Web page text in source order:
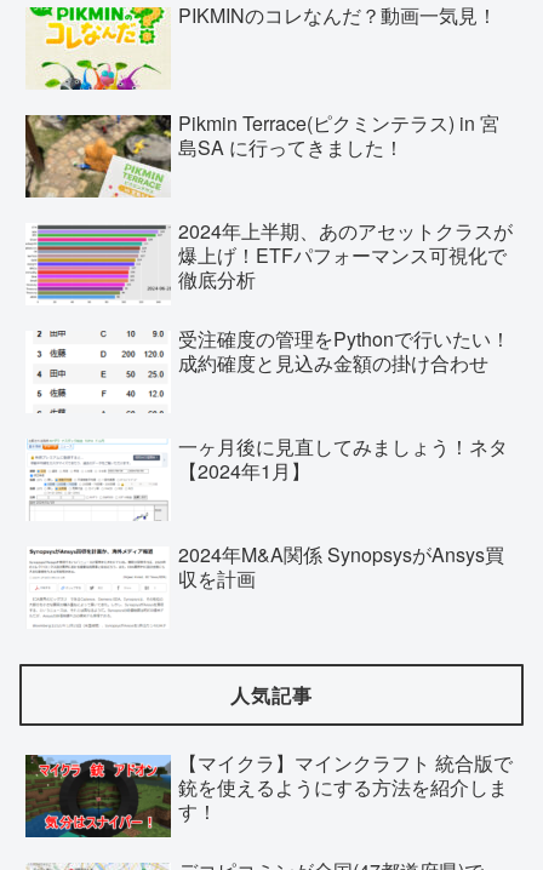
PIKMINのコレなんだ？動画一気見！
Pikmin Terrace(ピクミンテラス) in 宮
島SA に行ってきました！
2024年上半期、あのアセットクラスが
爆上げ！ETFパフォーマンス可視化で
徹底分析
受注確度の管理をPythonで行いたい！
成約確度と見込み金額の掛け合わせ
一ヶ月後に見直してみましょう！ネタ
【2024年1月】
2024年M&A関係 SynopsysがAnsys買
収を計画
人気記事
【マイクラ】マインクラフト 統合版で
銃を使えるようにする方法を紹介しま
す！